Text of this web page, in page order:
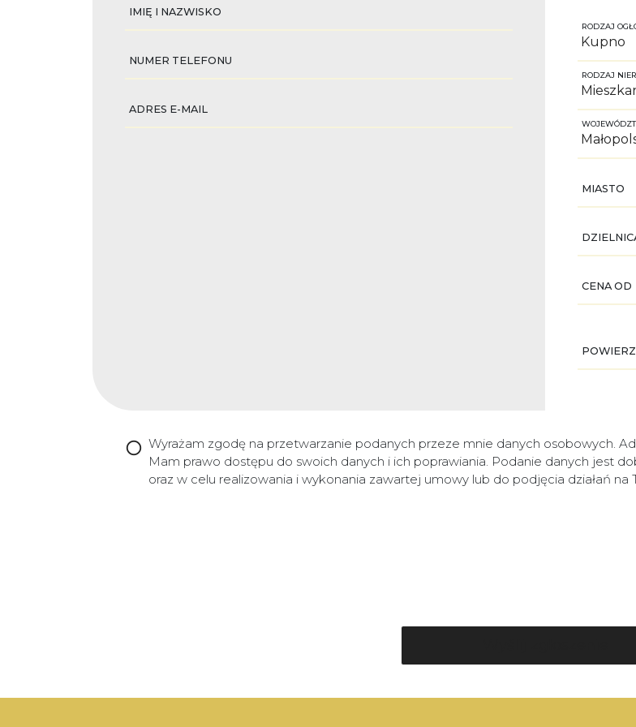
IMIĘ I NAZWISKO
NUMER TELEFONU
ADRES E-MAIL
RODZAJ
RODZAJ
MIASTO
CENA OD
Wyrażam zgodę na przetwarzanie podanych przeze mnie danych osobowych.
Mam prawo dostępu do swoich danych i ich poprawiania. Podanie danych jest
oraz w celu realizowania i wykonania zawartej umowy lub do podjęcia działań